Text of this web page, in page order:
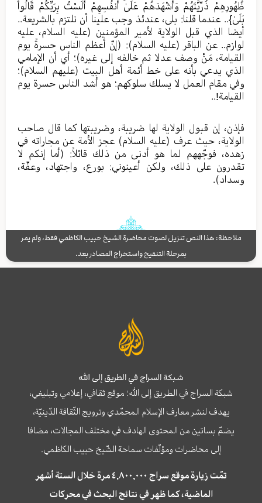
ظُهُورِهِمْ ذُرِّيَّتَهُمْ وَأَشْهَدَهُمْ عَلَىٰ أَنفُسِهِمْ أَلَسْتُ بِرَبِّكُمْ قَالُواْ
بَلَىٰ}.. عندما قلنا: بلى، عندئذ وجب علينا أن نلتزم بالشريعة..
أيضا الذي قبل الولاية لأمير المؤمنين (عليه السلام، عليه
لوازم.. عن الباقر (عليه السلام): (إنّ أعظم الناس حسرةً يوم
القيامة، مَنْ وصف عدلا ثم خالفه إلى غيره)؛ أي أن الإمامي
الذي يدعي بأنه على خط أئمة أهل البيت (عليهم السلام)؛
وفي مقام العمل لا يسلك سلوكهم؛ هو أشد الناس حسرة يوم
القيامة!..
فإذن، إن قبول الولاية لها ضريبة، وضريبتها كما قال صاحب
الولاية، حيث عرف (عليه السلام) عجز الأمة عن مجاراته في
زهده، فوجّههم لما هو أدنى من ذلك قائلاً: (أما إنكم لا
تقدرون على ذلك، ولكن أعينوني: بورع، واجتهاد، وعفّة،
وسداد).
ملاحظة: هذا النص تنزيل لصوت محاضرة الشيخ حبيب الكاظمي فقط، ولم يمر
بمرحلة التنقيح واستخراج المصادر بعد.
شبكة السراج في الطريق إلى الله
شبكة السراج في الطريق إلى الله؛ موقع ثقافي، إعلامي وتبليغي،
يهدف لنشر معارف الإسلام المحمّدي وترويج الثّقافة الدّينيّة،
يضمّ بساتين من المحتوى الهادف في مختلف المجالات، مضافا
إلى محاضرات ومؤلّفات سماحة الشّيخ حبيب الكاظمي.
تمّت زيارة موقع سراج ٤,٨٠٠,٠٠٠ مرة خلال الستة أشهر
الماضية، كما ظهر في نتائج البحث في محركات